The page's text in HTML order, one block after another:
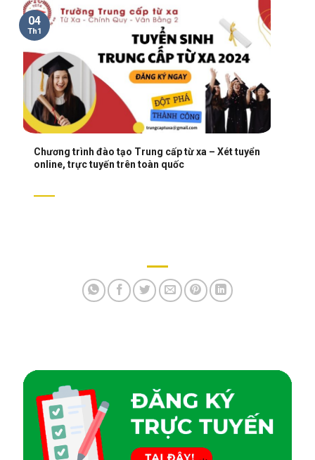
Chương trình đào tạo Trung cấp từ xa – Xét tuyển
online, trực tuyến trên toàn quốc
04
Th1